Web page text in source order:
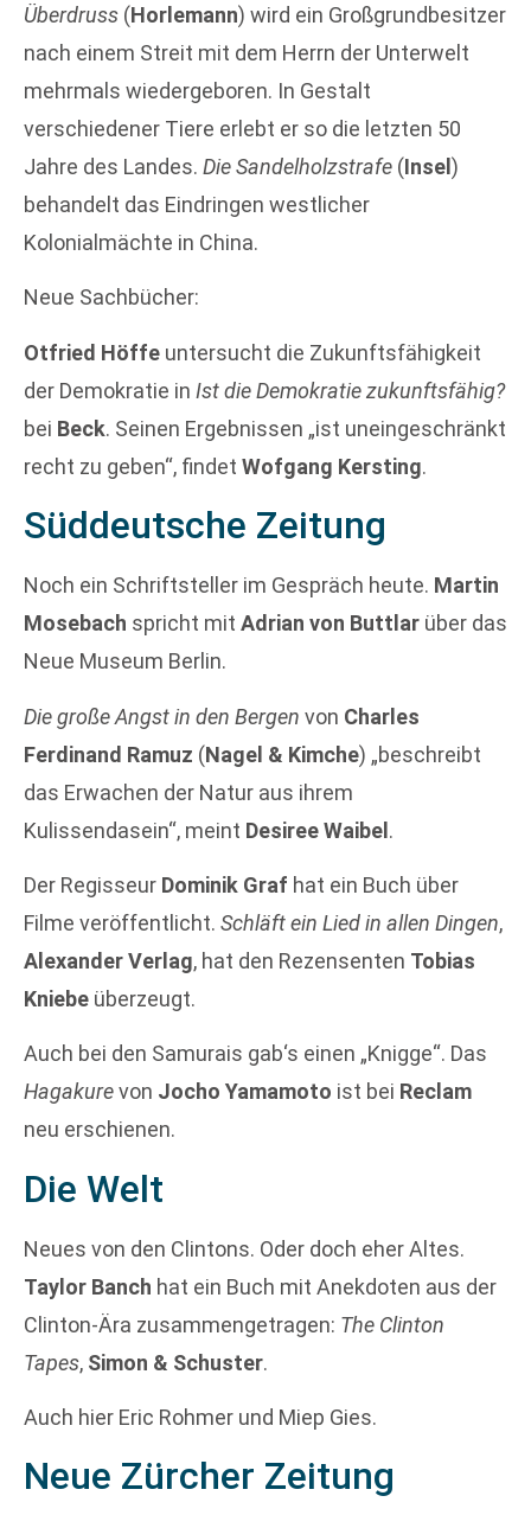
Überdruss (Horlemann) wird ein Großgrundbesitzer
nach einem Streit mit dem Herrn der Unterwelt
mehrmals wiedergeboren. In Gestalt
verschiedener Tiere erlebt er so die letzten 50
Jahre des Landes. Die Sandelholzstrafe (Insel )
behandelt das Eindringen westlicher
Kolonialmächte in China.
Neue Sachbücher:
Otfried Höffe untersucht die Zukunftsfähigkeit
der Demokratie in Ist die Demokratie zukunftsfähig?
bei Beck. Seinen Ergebnissen „ist uneingeschränkt
recht zu geben“, findet Wofgang Kersting.
Süddeutsche Zeitung
Noch ein Schriftsteller im Gespräch heute. Martin
Mosebach spricht mit Adrian von Buttlar über das
Neue Museum Berlin.
Die große Angst in den Bergen von Charles
Ferdinand Ramuz (Nagel & Kimche) „beschreibt
das Erwachen der Natur aus ihrem
Kulissendasein“, meint Desiree Waibel.
Der Regisseur Dominik Graf hat ein Buch über
Filme veröffentlicht. Schläft ein Lied in allen Dingen,
Alexander Verlag, hat den Rezensenten Tobias
Kniebe überzeugt.
Auch bei den Samurais gab‘s einen „Knigge“. Das
Hagakurevon Jocho Yamamoto ist bei Reclam
neu erschienen.
Die Welt
Neues von den Clintons. Oder doch eher Altes.
Taylor Banch hat ein Buch mit Anekdoten aus der
Clinton-Ära zusammengetragen: The Clinton
Tapes, Simon & Schuster.
Auch hier Eric Rohmer und Miep Gies.
Neue Zürcher Zeitung